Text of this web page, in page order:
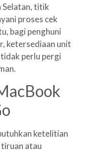
Selatan, titik
proses cek
bagi penghuni
ketersediaan unit
perlu pergi
ketelitian
atau